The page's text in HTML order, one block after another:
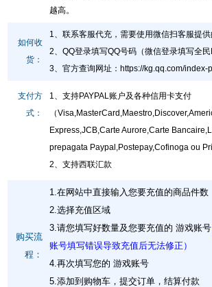
越高。
如何收
货：
1、联系客服代充，需要使用微信扫客服提
2、QQ登录填写QQ号码（微信登录填写全民
3、官方查询网址 ： https://kg.qq.com/index-
支付方
式：
1、支持PAYPAL账户及各种信用卡支付
（
Express,JCB,Carte Aurore,Carte
prepagata Paypal,Postepay,Cofinoga ou
2、支持西联汇款
购买流
程：
1.在网站中直接输入您要充值的商品件数
2.选择充值区域
3.请您填写好数量及您要充值的 游戏账号
账号填写错误导致充值后无法修正）
4.再次填写您的 游戏账号
5.添加到购物车，提交订单，结算付款